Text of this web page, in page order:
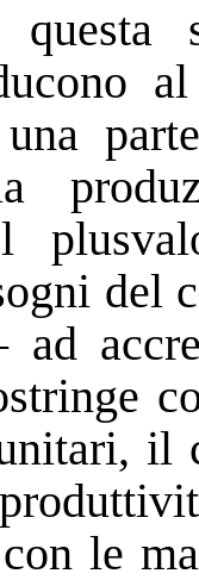
questa
una
del
ad
il
le